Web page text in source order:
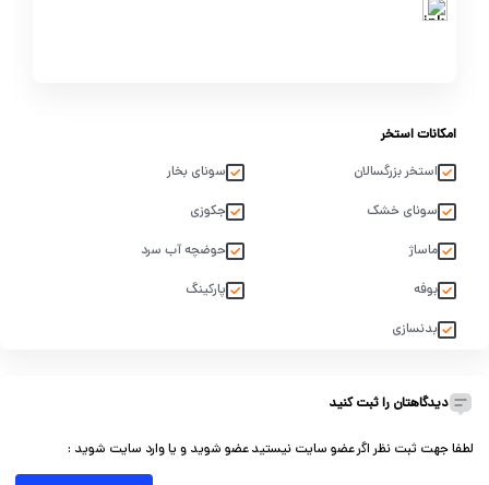
امکانات استخر
استخر بزرگسالان
سونای بخار
سونای خشک
جکوزی
ماساژ
حوضچه آب سرد
بوفه
پارکینگ
بدنسازی
دیدگاهتان را ثبت کنید
لطفا جهت ثبت نظر اگر عضو سایت نیستید عضو شوید و یا وارد سایت شوید :